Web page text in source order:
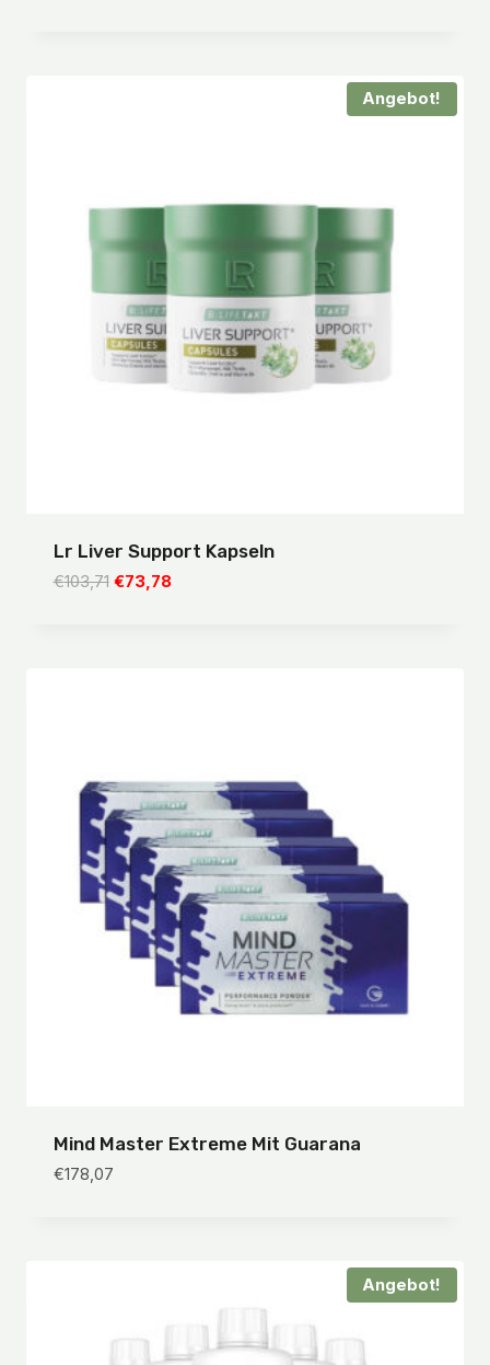
Angebot!
Lr Liver Support Kapseln
€103,71 Ursprünglicher
€73,78Aktueller
Mind Master Extreme Mit Guarana
€178,07
Angebot!